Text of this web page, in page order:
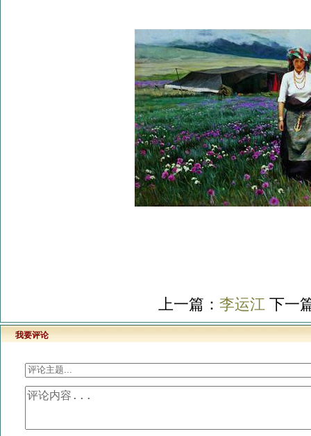
上一篇： 李运江 下一
我要评论